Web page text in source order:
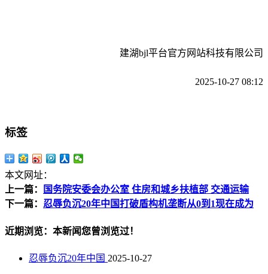
建湖bjl平台官方网站科技有限公司
2025-10-27 08:12
标签
本文网址：
上一篇：
国务院安委会办公室 住房和城乡扶植部 交通运输
下一篇： 忍辱负沉20年中国打破盾构机垄断从0到1现在成为
近期浏览：本新闻您曾浏览过！
忍辱负沉20年中国 2025-10-27